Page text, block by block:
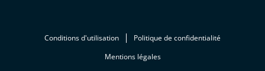
Conditions d'utilisation
Politique de confidentialité
Mentions légales